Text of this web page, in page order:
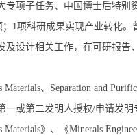
专项子任务、中国博士后特别
1项科研成果实现产业转化。
设计相关工作，在可研报告
、Separation and
或第二发明人授权/申请发明
Materials》、《Minerals